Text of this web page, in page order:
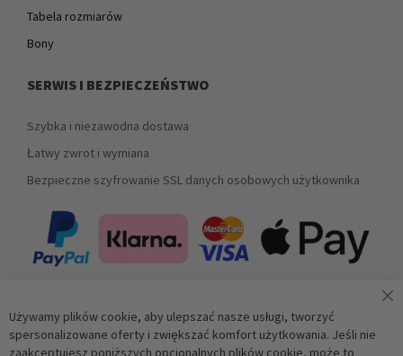
Tabela rozmiarów
Bony
SERWIS I BEZPIECZEŃSTWO
Szybka i niezawodna dostawa
Łatwy zwrot i wymiana
Bezpieczne szyfrowanie SSL danych osobowych użytkownika
Zapisz się do newslettera
Używamy plików cookie, aby ulepszać nasze usługi, tworzyć
spersonalizowane oferty i zwiększać komfort użytkowania. Jeśli nie
zaakceptujesz poniższych opcjonalnych plików cookie, może to